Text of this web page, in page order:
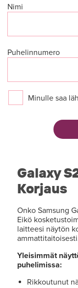
Nimi
Puhelinnumero
Minulle saa
Galaxy
Korjaus
Onko Samsung
Eikö
laitteesi näytön
Yleisimmät
puhelimissa:
Rikkoutunut